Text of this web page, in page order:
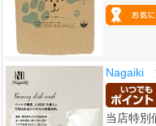
Nagaiki
当店特別